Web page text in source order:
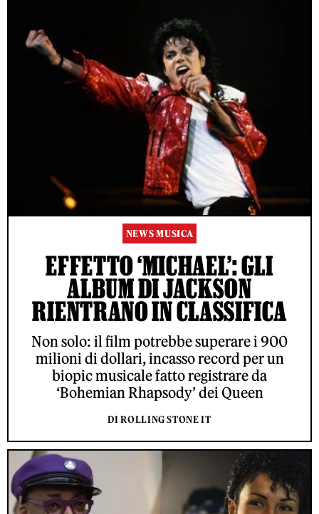
NEWS MUSICA
EFFETTO ‘MICHAEL’: GLI
ALBUM DI JACKSON
RIENTRANO IN CLASSIFICA
Non solo: il film potrebbe superare i 900
milioni di dollari, incasso record per un
biopic musicale fatto registrare da
‘Bohemian Rhapsody’ dei Queen
DI ROLLING STONE IT